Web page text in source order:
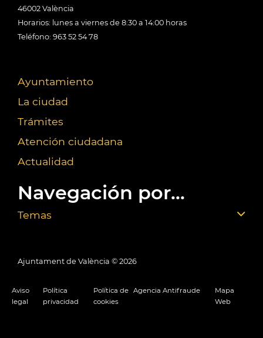
46002 València
Horarios: lunes a viernes de 8:30 a 14:00 horas
Teléfono: 963 52 54 78
Ayuntamiento
La ciudad
Trámites
Atención ciudadana
Actualidad
Navegación por...
Temas
Ajuntament de València © 2026
Aviso
legal
Política
privacidad
Política de
cookies
Agencia Antifraude
Mapa
Web